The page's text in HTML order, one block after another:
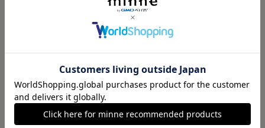
minneとものづくりと
minneの本
企業の方へ